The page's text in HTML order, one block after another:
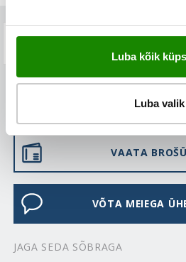
Luba kõik
Luba valik
KKK-D
LEIA
VAATA
VÕTA MEIEGA
JAGA SEDA SÕBRAGA